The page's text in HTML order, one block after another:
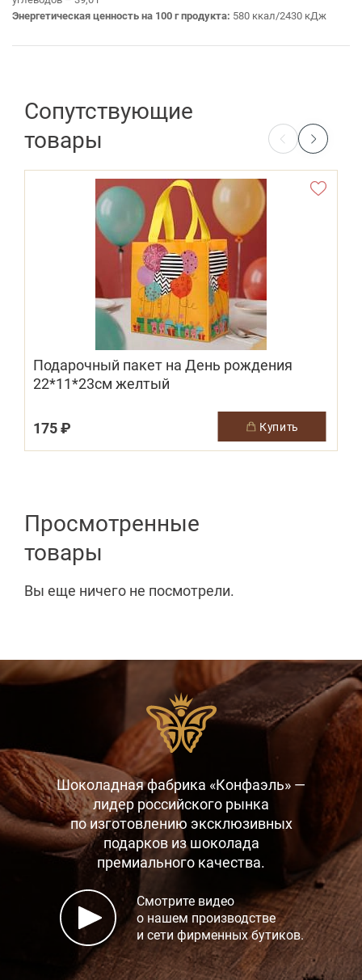
Энергетическая ценность на 100 г продукта: 580 ккал/2430 кДж
Сопутствующие
товары
Подарочный пакет на День рождения
22*11*23см желтый
175 ₽ купить
Просмотренные
товары
Вы еще ничего не посмотрели.
Шоколадная фабрика «Конфаэль» —
лидер российского рынка
по изготовлению эксклюзивных
подарков из шоколада
премиального качества.
Смотрите видео
о нашем производстве
и сети фирменных бутиков.